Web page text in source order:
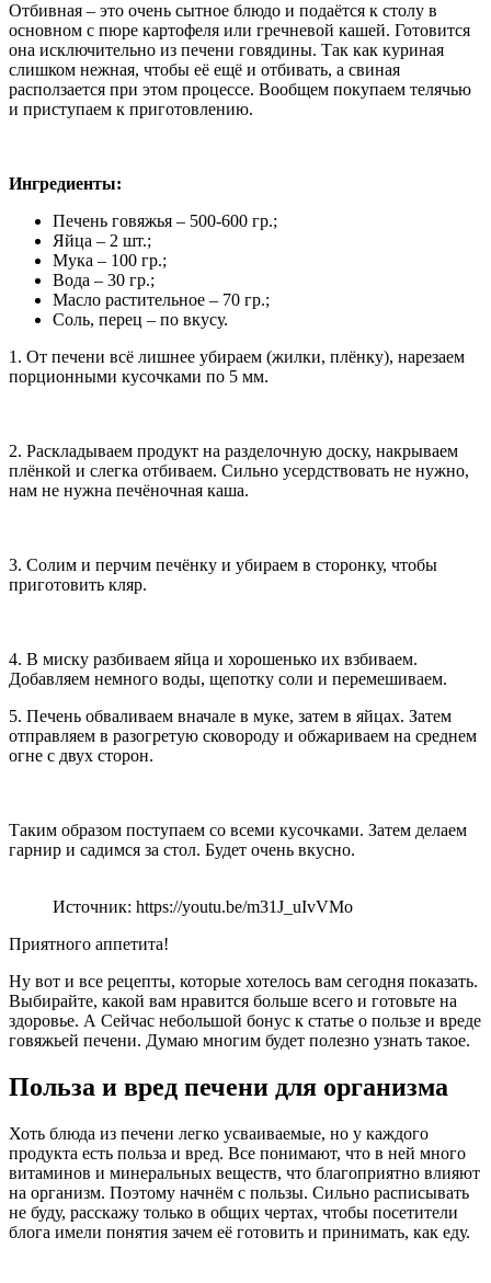
Отбивная – это очень сытное блюдо и подаётся к столу в
основном с пюре картофеля или гречневой кашей. Готовится
она исключительно из печени говядины. Так как куриная
слишком нежная, чтобы её ещё и отбивать, а свиная
расползается при этом процессе. Вообщем покупаем телячью
и приступаем к приготовлению.
Ингредиенты:
Печень говяжья – 500-600 гр.;
Яйца – 2 шт.;
Мука – 100 гр.;
Вода – 30 гр.;
Масло растительное – 70 гр.;
Соль, перец – по вкусу.
1. От печени всё лишнее убираем (жилки, плёнку), нарезаем
порционными кусочками по 5 мм.
2. Раскладываем продукт на разделочную доску, накрываем
плёнкой и слегка отбиваем. Сильно усердствовать не нужно,
нам не нужна печёночная каша.
3. Солим и перчим печёнку и убираем в сторонку, чтобы
приготовить кляр.
4. В миску разбиваем яйца и хорошенько их взбиваем.
Добавляем немного воды, щепотку соли и перемешиваем.
5. Печень обваливаем вначале в муке, затем в яйцах. Затем
отправляем в разогретую сковороду и обжариваем на среднем
огне с двух сторон.
Таким образом поступаем со всеми кусочками. Затем делаем
гарнир и садимся за стол. Будет очень вкусно.
Источник: https://youtu.be/m31J_uIvVMo
Приятного аппетита!
Ну вот и все рецепты, которые хотелось вам сегодня показать.
Выбирайте, какой вам нравится больше всего и готовьте на
здоровье. А Сейчас небольшой бонус к статье о пользе и вреде
говяжьей печени. Думаю многим будет полезно узнать такое.
Польза и вред печени для организма
Хоть блюда из печени легко усваиваемые, но у каждого
продукта есть польза и вред. Все понимают, что в ней много
витаминов и минеральных веществ, что благоприятно влияют
на организм. Поэтому начнём с пользы. Сильно расписывать
не буду, расскажу только в общих чертах, чтобы посетители
блога имели понятия зачем её готовить и принимать, как еду.